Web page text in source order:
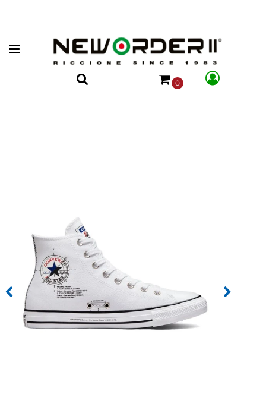
Open menu
0